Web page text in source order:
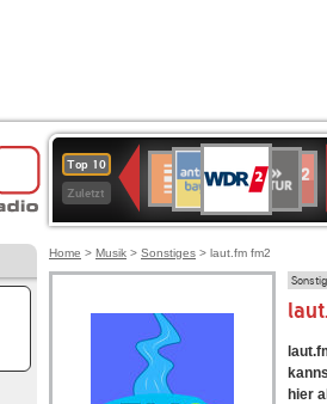
Top 10
Zuletzt
Deutschlandfunk
90er
OLDIE
ANTENNE
4
KLASSIK
Deutschlandfunk
KulturBAYERN
2
Kultur
NDR
2
Home > Musik > Sonstiges > laut.fm fm2
hier